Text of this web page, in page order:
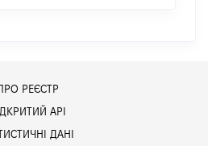
РЕЄСТР
АРІ
ДАНІ